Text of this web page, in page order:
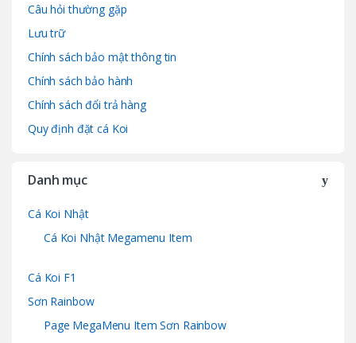
Câu hỏi thường gặp
Lưu trữ
Chính sách bảo mật thông tin
Chính sách bảo hành
Chính sách đổi trả hàng
Quy định đặt cá Koi
Danh mục
Cá Koi Nhật
Cá Koi Nhật Megamenu Item
Cá Koi F1
Sơn Rainbow
Page MegaMenu Item Sơn Rainbow